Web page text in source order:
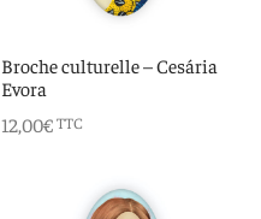
Broche culturelle – Cesária
Evora
12,00€ TTC